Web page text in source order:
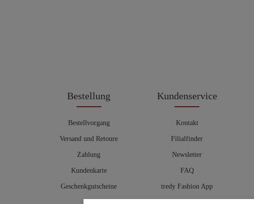
Bestellung
Bestellvorgang
Versand und Retoure
Zahlung
Kundenkarte
Geschenkgutscheine
Kundenservice
Kontakt
Filialfinder
Newsletter
FAQ
tredy Fashion App